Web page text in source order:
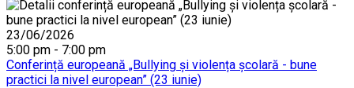
23/06/2026
5:00 pm - 7:00 pm
Conferință europeană „Bullying și violența școlară - bune
practici la nivel european” (23 iunie)